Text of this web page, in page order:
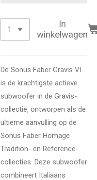
In
winkelwagen
De Sonus Faber Gravis VI
is de krachtigste actieve
subwoofer in de Gravis-
collectie, ontworpen als de
ultieme aanvulling op de
Sonus Faber Homage
Tradition- en Reference-
collecties. Deze subwoofer
combineert Italiaans